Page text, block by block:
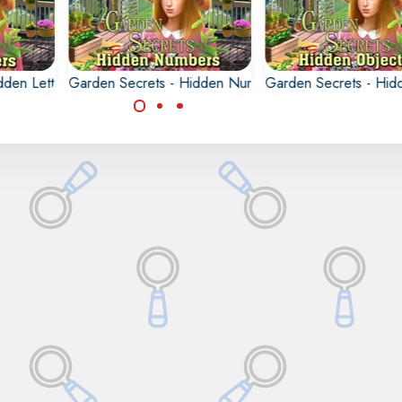
LettersGarden Secrets - Hidden NumbersGarden Secrets -